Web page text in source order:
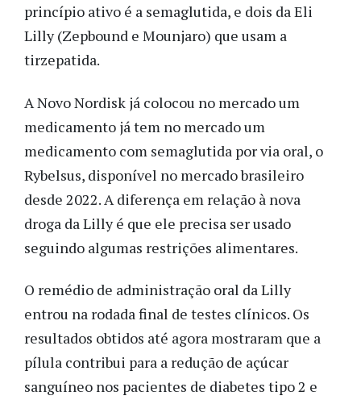
princípio ativo é a semaglutida, e dois da Eli
Lilly (Zepbound e Mounjaro) que usam a
tirzepatida.
A Novo Nordisk já colocou no mercado um
medicamento já tem no mercado um
medicamento com semaglutida por via oral, o
Rybelsus, disponível no mercado brasileiro
desde 2022. A diferença em relação à nova
droga da Lilly é que ele precisa ser usado
seguindo algumas restrições alimentares.
O remédio de administração oral da Lilly
entrou na rodada final de testes clínicos. Os
resultados obtidos até agora mostraram que a
pílula contribui para a redução de açúcar
sanguíneo nos pacientes de diabetes tipo 2 e